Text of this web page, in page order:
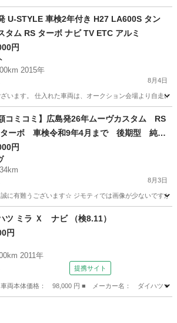
待川駅 ミラ
U-STYLE 車検2年付き H27 LA600S タン
タム RS ターボ ナビ TV ETC アルミ
円
2015年
8月4日
います。 仕入れた車両は、オークション会場より自走
タント 車両
額コミコミ】広島発26年ムーヴカスタム RS
ーボ 車検令和9年4月まで 後期型 純正
ックカメラ フルセグTV ブルートゥー
DVD再生 ETC スマートアシスト ス
キー LEDヘッドライト フォグライト
円
8月3日
に有難うございます☆ ジモティでは画像が少ないです
ムーヴ
ツ ミラ Ｘ ナビ （検8.11）
円
2011年
提携サイト
両本体価格： 98,000 円 ■ メーカー名： ダイハ